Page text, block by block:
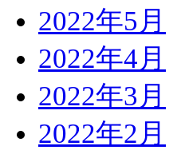
2022年5月
2022年4月
2022年3月
2022年2月